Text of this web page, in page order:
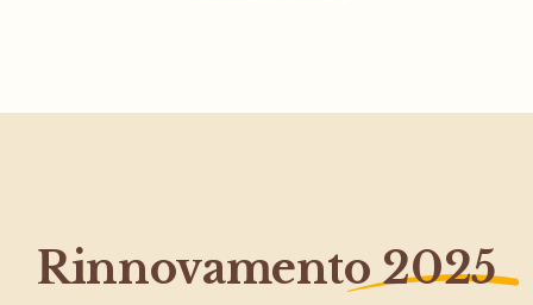
Rinnovamento2025